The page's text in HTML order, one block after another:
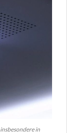
in